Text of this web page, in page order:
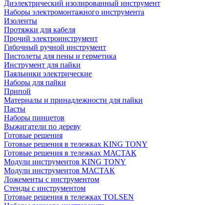
Диэлектрический изолированный инструмент
Наборы электромонтажного инструмента
Изоленты
Протяжки для кабеля
Прочий электроинструмент
Гибочный ручной инструмент
Пистолеты для пены и герметика
Инструмент для пайки
Паяльники электрические
Наборы для пайки
Припой
Материалы и принадлежности для пайки
Пасты
Наборы пинцетов
Выжигатели по дереву
Готовые решения
Готовые решения в тележках KING TONY
Готовые решения в тележках МАСТАК
Модули инструментов KING TONY
Модули инструментов МАСТАК
Ложементы с инструментом
Стенды с инструментом
Готовые решения в тележках TOLSEN